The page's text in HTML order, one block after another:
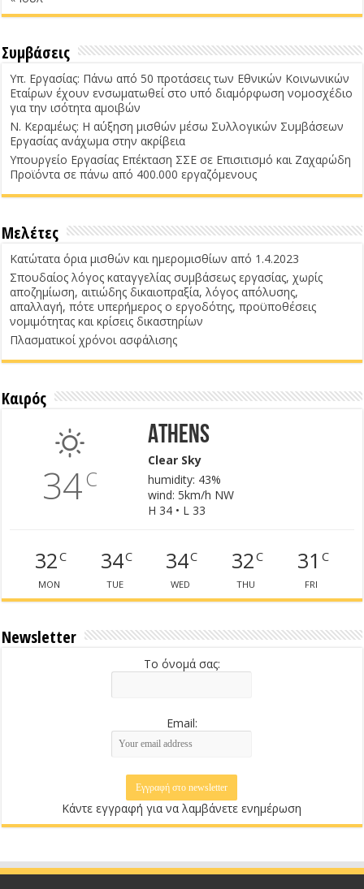
Συμβάσεις
Υπ. Εργασίας: Πάνω από 50 προτάσεις των Εθνικών Κοινωνικών
Εταίρων έχουν ενσωματωθεί στο υπό διαμόρφωση νομοσχέδιο
για την ισότητα αμοιβών
Ν. Κεραμέως: Η αύξηση μισθών μέσω Συλλογικών Συμβάσεων
Εργασίας ανάχωμα στην ακρίβεια
Υπουργείο Εργασίας Επέκταση ΣΣΕ σε Επισιτισμό και Ζαχαρώδη
Προϊόντα σε πάνω από 400.000 εργαζόμενους
Μελέτες
Κατώτατα όρια μισθών και ημερομισθίων από 1.4.2023
Σπουδαίος λόγος καταγγελίας συμβάσεως εργασίας, χωρίς
αποζημίωση, αιτιώδης δικαιοπραξία, λόγος απόλυσης,
απαλλαγή, πότε υπερήμερος ο εργοδότης, προϋποθέσεις
νομιμότητας και κρίσεις δικαστηρίων
Πλασματικοί χρόνοι ασφάλισης
Καιρός
34C
Athens
Clear Sky
humidity: 43%
wind: 5km/h NW
H 34 • L 33
32C
MON
34C
TUE
34C
WED
32C
THU
31 C
FRI
Newsletter
Το όνομά σας:
Email:
Κάντε εγγραφή για να λαμβάνετε ενημέρωση